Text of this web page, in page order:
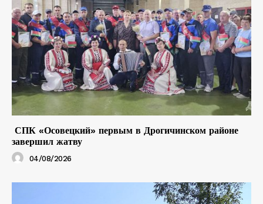
СПК «Осовецкий» первым в Дрогичинском районе
завершил жатву
04/08/2026